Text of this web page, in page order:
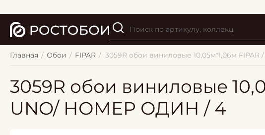
Главная / Обои / FIPAR / 3059R обои виниловые 10,05м*1,06м
3059R обои виниловые
UNO/ НОМЕР ОДИН / 4